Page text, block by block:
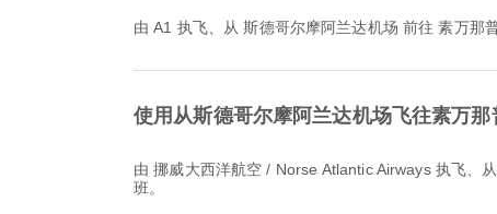
由 A1 执飞、从 斯德哥尔摩阿兰达机场 前往 素万
使用从斯德哥尔摩阿兰达机场飞往素万
由 挪威大西洋航空 / Norse Atlantic Airways 执飞、从 斯德哥尔摩阿兰达机场 前往 素万那普机场 的最晚航班于 15:40 起飞。您可以在 Airpaz 查看该航班时刻并比较其他可选航
班。